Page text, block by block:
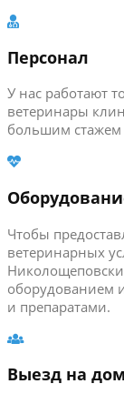
Персонал
У нас работают
ветеринары
большим
Чтобы
ветеринарных
оборудованием
и препаратами.
Выезд на дом